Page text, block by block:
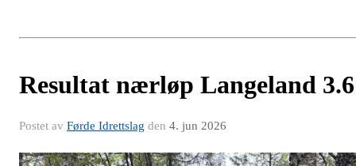
Resultat nærløp Langeland 3.6
Postet av Førde Idrettslag den 4. jun 2026